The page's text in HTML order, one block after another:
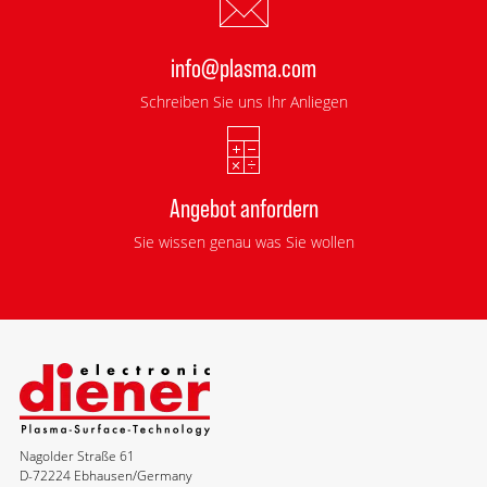
info@plasma.com
Schreiben Sie uns Ihr Anliegen
Angebot anfordern
Sie wissen genau was Sie wollen
Nagolder Straße 61
D-72224 Ebhausen/Germany